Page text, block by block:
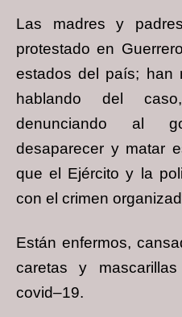
Las madres y
protestado en
estados del país; han
hablando del
denunciando al
desaparecer y matar
que el Ejército y la
con el crimen
Están enfermos,
caretas y
covid–19.